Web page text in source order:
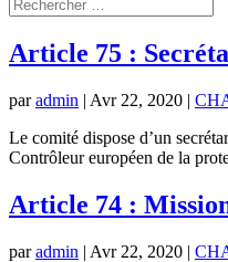
Article 75 :
paradmin | Avr 22, 2020 |
Le comité dispose d’un
Contrôleur européen de la
Article 74 :
paradmin | Avr 22, 2020 |